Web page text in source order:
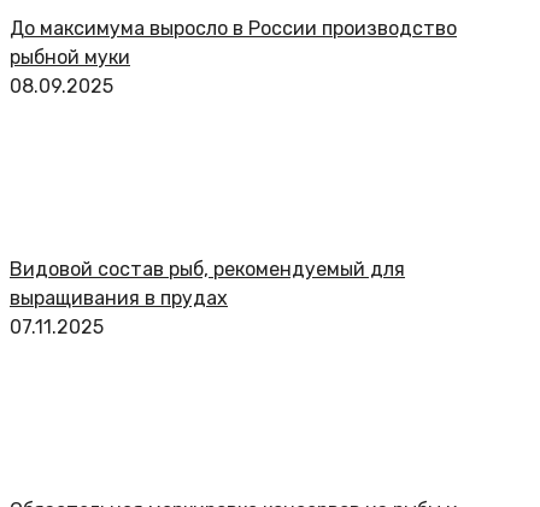
До максимума выросло в России производство
рыбной муки
08.09.2025
Видовой состав рыб, рекомендуемый для
выращивания в прудах
07.11.2025